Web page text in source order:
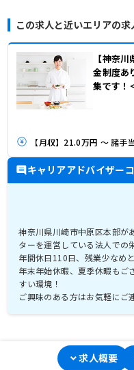
この求人と近いエリアの求
【神奈
金制度あ
集です！
【月収】21.0万円 ～ 諸手
キャリアアドバイザー
神奈川県川崎市中原区本部が
ターを運営している法人での
年間休日110日、残業少なめ
年末年始休暇、夏季休暇もご
すい環境！
ご興味のある方はお気軽にご
求人概要